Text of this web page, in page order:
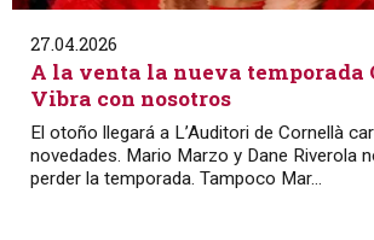
27.04.2026
A la venta la nueva temporada
Vibra con nosotros
El otoño llegará a L’Auditori de Cornellà
novedades. Mario Marzo y Dane Riverola
perder la temporada. Tampoco Mar...